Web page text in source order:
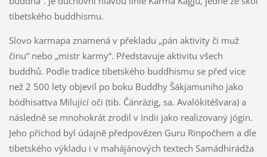
tibetského buddhismu.
Slovo karmapa znamená v překladu „pán aktivity či muž
činu“ nebo „mistr karmy“. Představuje aktivitu všech
buddhů. Podle tradice tibetského buddhismu se před více
než 2 500 lety objevil po boku Buddhy Šákjamuniho jako
bódhisattva Milující oči (tib. Čänräzig, sa. Avalókitéšvara) a
následně se mnohokrát zrodil v Indii jako realizovaný jógin.
Jeho příchod byl údajně předpovězen Guru Rinpočhem a dle
tibetského výkladu i v mahájánových textech Samádhirádža